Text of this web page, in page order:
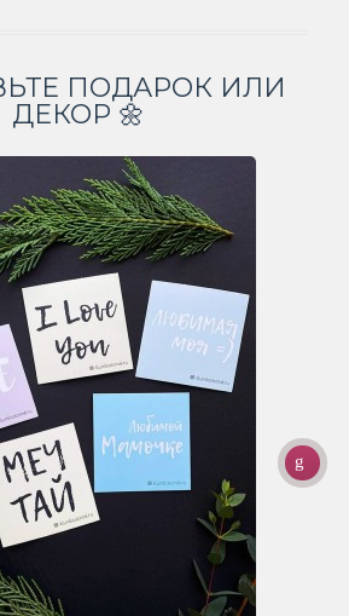
ПОДАРОК ИЛИ
ДЕКОР 🌼